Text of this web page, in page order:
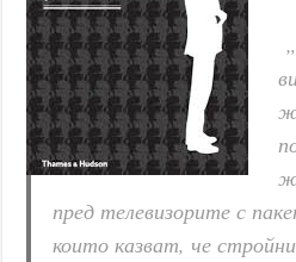
пред телевизорите с
които казват, че